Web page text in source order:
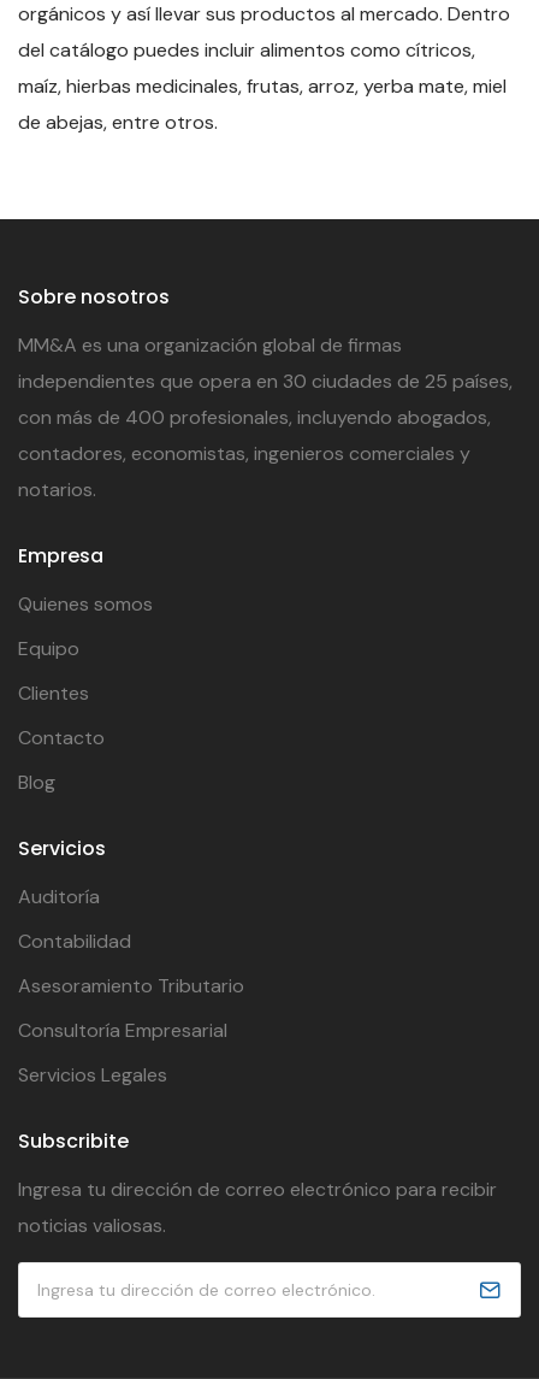
orgánicos y así llevar sus productos al mercado. Dentro
del catálogo puedes incluir alimentos como cítricos,
maíz, hierbas medicinales, frutas, arroz, yerba mate, miel
de abejas, entre otros.
Sobre nosotros
MM&A es una organización global de firmas
independientes que opera en 30 ciudades de 25 países,
con más de 400 profesionales, incluyendo abogados,
contadores, economistas, ingenieros comerciales y
notarios.
Empresa
Quienes somos
Equipo
Clientes
Contacto
Blog
Servicios
Auditoría
Contabilidad
Asesoramiento Tributario
Consultoría Empresarial
Servicios Legales
Subscribite
Ingresa tu dirección de correo electrónico para recibir
noticias valiosas.